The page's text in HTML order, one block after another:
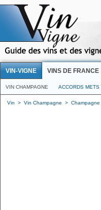
VIN-VIGNE VINS DE FRANCE
VIN CHAMPAGNE ACCORDS METS
Vin > Vin Champagne >